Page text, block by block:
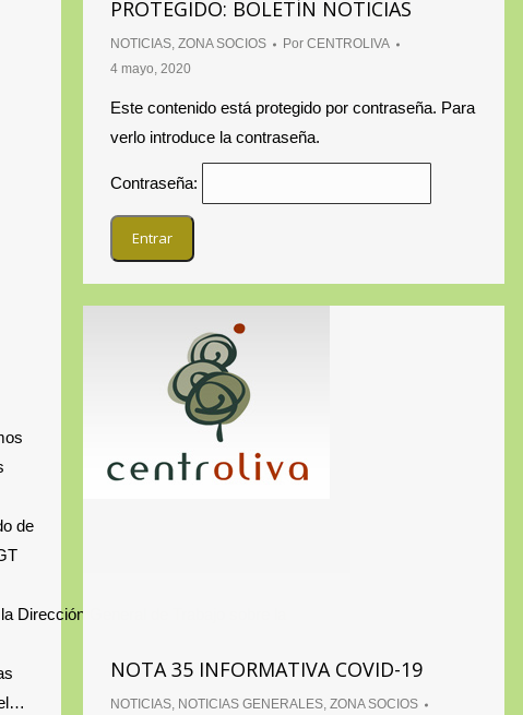
de
Dirección General de Trabajo sobre la
PROTEGIDO: BOLETÍN NOTICIAS
NOTICIAS, ZONA SOCIOS Por CENTROLIVA
4 mayo, 2020
Este contenido está protegido por contraseña. Para
verlo introduce la contraseña.
Contraseña:
NOTA 35 INFORMATIVA COVID-19
NOTICIAS, NOTICIAS GENERALES, ZONA SOCIOS